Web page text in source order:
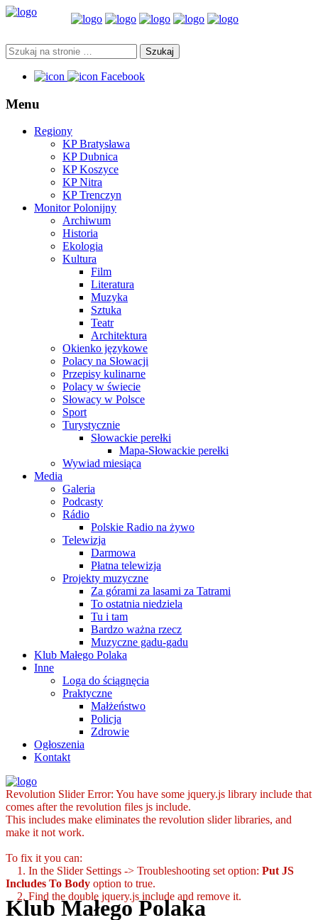
Facebook
Menu
Regiony
KP Bratysława
KP Dubnica
KP Koszyce
KP Nitra
KP Trenczyn
Monitor Polonijny
Archiwum
Historia
Ekologia
Kultura
Film
Literatura
Muzyka
Sztuka
Teatr
Architektura
Okienko językowe
Polacy na Słowacji
Przepisy kulinarne
Polacy w świecie
Słowacy w Polsce
Sport
Turystycznie
Słowackie perełki
Mapa-Słowackie perełki
Wywiad miesiąca
Media
Galeria
Podcasty
Rádio
Polskie Radio na żywo
Telewizja
Darmowa
Płatna telewizja
Projekty muzyczne
Za górami za lasami za Tatrami
To ostatnia niedziela
Tu i tam
Bardzo ważna rzecz
Muzyczne gadu-gadu
Klub Małego Polaka
Inne
Loga do ściągnęcia
Praktyczne
Małżeństwo
Policja
Zdrowie
Ogłoszenia
Kontakt
Revolution Slider Error: You have some jquery.js library include that
comes after the revolution files js include.
This includes make eliminates the revolution slider libraries, and
make it not work.
To fix it you can:
1. In the Slider Settings -> Troubleshooting set option: Put JS
Includes To Body option to true.
2. Find the double jquery.js include and remove it.
Klub Małego Polaka